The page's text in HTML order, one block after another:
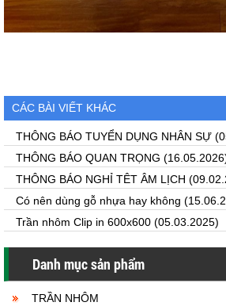
CÁC BÀI VIẾT KHÁC
THÔNG BÁO TUYỂN DỤNG NHÂN SỰ
THÔNG BÁO QUAN TRỌNG
THÔNG BÁO NGHỈ TÊT ÂM LỊCH
Có nên dùng gỗ nhựa hay không
Trần nhôm Clip in 600x600 (05.03.2025)
Danh mục sản phẩm
TRẦN NHÔM